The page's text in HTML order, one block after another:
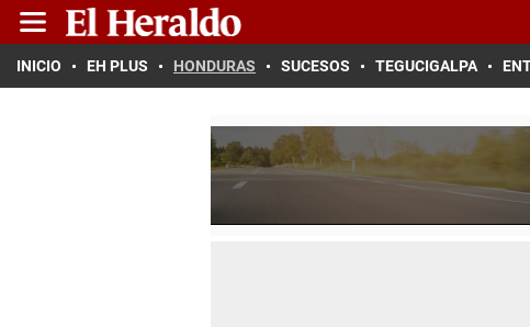
INICIO EH PLUS HONDURAS SUCESOS TEGUCIGALPA